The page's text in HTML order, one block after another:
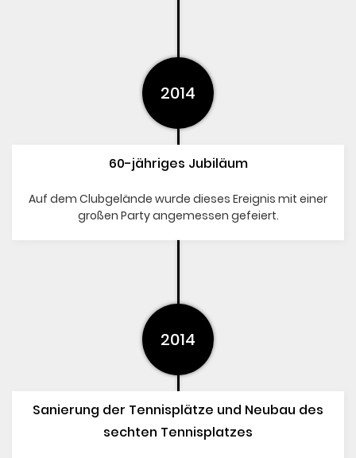
2014
60-jähriges Jubiläum
Auf dem Clubgelände wurde dieses Ereignis mit einer
großen Party angemessen gefeiert.
2014
Sanierung der Tennisplätze und Neubau des
sechten Tennisplatzes